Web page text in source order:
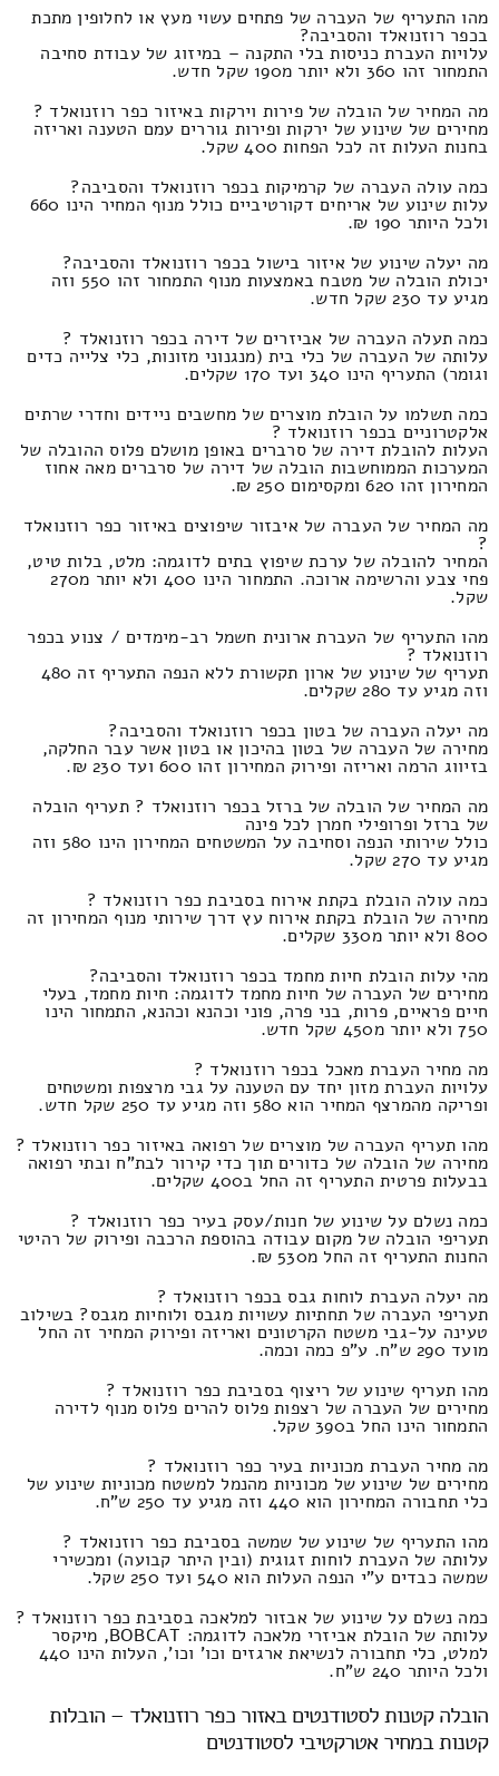
מהו התעריף של העברה של פתחים עשוי מעץ או לחלופין מתכת
בכפר רוזנואלד והסביבה?
עלויות העברת כניסות בלי התקנה – במיזוג של עבודת סחיבה
התמחור זהו 360 ולא יותר מ190 שקל חדש.
מה המחיר של הובלה של פירות וירקות באיזור כפר רוזנואלד ?
מחירים של שינוע של ירקות ופירות גוררים עמם הטענה ואריזה
בחנות העלות זה לכל הפחות 400 שקל.
כמה עולה העברה של קרמיקות בכפר רוזנואלד והסביבה?
עלות שינוע של אריחים דקורטיביים כולל מנוף המחיר הינו 660
ולכל היותר 190 ₪.
מה יעלה שינוע של איזור בישול בכפר רוזנואלד והסביבה?
יכולת הובלה של מטבח באמצעות מנוף התמחור זהו 550 וזה
מגיע עד 230 שקל חדש.
כמה תעלה העברה של אביזרים של דירה בכפר רוזנואלד ?
עלותה של העברה של כלי בית (מנגנוני מזונות, כלי צלייה כדים
וגומר) התעריף הינו 340 ועד 170 שקלים.
כמה תשלמו על הובלת מוצרים של מחשבים ניידים וחדרי שרתים
אלקטרוניים בכפר רוזנואלד ?
העלות להובלת דירה של סרברים באופן מושלם פלוס ההובלה של
המערכות הממוחשבות הובלה של דירה של סרברים מאה אחוז
המחירון זהו 620 ומקסימום 250 ₪.
מה המחיר של העברה של איבזור שיפוצים באיזור כפר רוזנואלד
?
המחיר להובלה של ערכת שיפוץ בתים לדוגמה: מלט, בלות טיט,
פחי צבע והרשימה ארוכה. התמחור הינו 400 ולא יותר מ270
שקל.
מהו התעריף של העברת ארונית חשמל רב-מימדים / צנוע בכפר
רוזנואלד ?
תעריף של שינוע של ארון תקשורת ללא הנפה התעריף זה 480
וזה מגיע עד 280 שקלים.
מה יעלה העברה של בטון בכפר רוזנואלד והסביבה?
מחירה של העברה של בטון בהיכון או בטון אשר עבר החלקה,
בזיווג הרמה ואריזה ופירוק המחירון זהו 600 ועד 230 ₪.
מה המחיר של הובלה של ברזל בכפר רוזנואלד ? תעריף הובלה
של ברזל ופרופילי חמרן לכל פינה
כולל שירותי הנפה וסחיבה על המשטחים המחירון הינו 580 וזה
מגיע עד 270 שקל.
כמה עולה הובלת בקתת אירוח בסביבת כפר רוזנואלד ?
מחירה של הובלת בקתת אירוח עץ דרך שירותי מנוף המחירון זה
800 ולא יותר מ330 שקלים.
מהי עלות הובלת חיות מחמד בכפר רוזנואלד והסביבה?
מחירים של העברה של חיות מחמד לדוגמה: חיות מחמד, בעלי
חיים פראיים, פרות, בני פרה, פוני וכהנא וכהנא, התמחור הינו
750 ולא יותר מ450 שקל חדש.
מה מחיר העברת מאכל בכפר רוזנואלד ?
עלויות העברת מזון יחד עם הטענה על גבי מרצפות ומשטחים
ופריקה מהמרצף המחיר הוא 580 וזה מגיע עד 250 שקל חדש.
מהו תעריף העברה של מוצרים של רפואה באיזור כפר רוזנואלד ?
מחירה של הובלה של כדורים תוך כדי קירור לבת"ח ובתי רפואה
בבעלות פרטית התעריף זה החל ב400 שקלים.
כמה נשלם על שינוע של חנות/עסק בעיר כפר רוזנואלד ?
תעריפי הובלה של מקום עבודה בהוספת הרכבה ופירוק של רהיטי
החנות התעריף זה החל מ530 ₪.
מה יעלה העברת לוחות גבס בכפר רוזנואלד ?
תעריפי העברה של תחתיות עשויות מגבס ולוחיות מגבס? בשילוב
טעינה על-גבי משטח הקרטונים ואריזה ופירוק המחיר זה החל
מועד 290 ש"ח. ע"פ כמה וכמה.
מהו תעריף שינוע של ריצוף בסביבת כפר רוזנואלד ?
מחירים של העברה של רצפות פלוס להרים פלוס מנוף לדירה
התמחור הינו החל ב390 שקל.
מה מחיר העברת מכוניות בעיר כפר רוזנואלד ?
מחירים של שינוע של מכוניות מהנמל למשטח מכוניות שינוע של
כלי תחבורה המחירון הוא 440 וזה מגיע עד 250 ש"ח.
מהו התעריף של שינוע של שמשה בסביבת כפר רוזנואלד ?
עלותה של העברת לוחות זגוגית (ובין היתר קבועה) ומכשירי
שמשה כבדים ע"י הנפה העלות הוא 540 ועד 250 שקל.
כמה נשלם על שינוע של אבזור למלאכה בסביבת כפר רוזנואלד ?
עלותה של הובלת אביזרי מלאכה לדוגמה: BOBCAT, מיקסר
למלט, כלי תחבורה לנשיאת ארגזים וכו' וכו', העלות הינו 440
ולכל היותר 240 ש"ח.
הובלה קטנות לסטודנטים באזור כפר רוזנואלד – הובלות
קטנות במחיר אטרקטיבי לסטודנטים